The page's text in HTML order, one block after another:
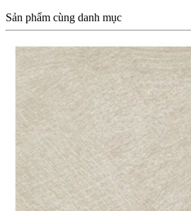
Sản phẩm cùng danh mục